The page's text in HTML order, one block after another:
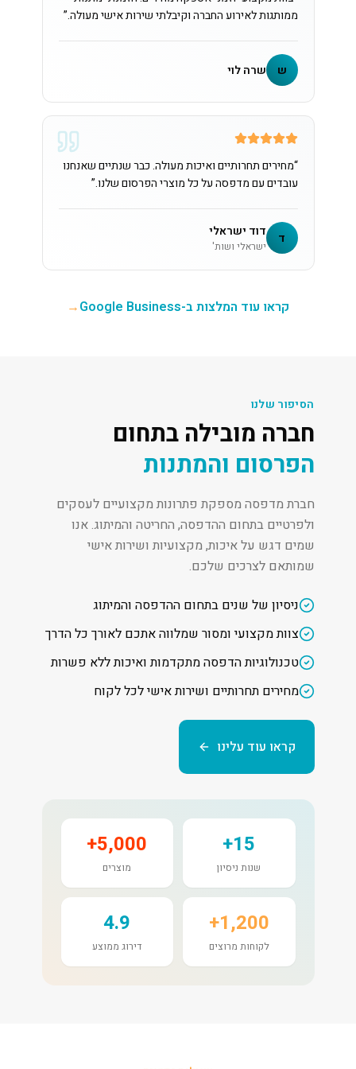
ממותגות לאירוע החברה וקיבלתי שירות אישי מעולה.”
ש שרה לוי
“מחירים תחרותיים ואיכות מעולה. כבר שנתיים שאנחנו
עובדים עם מדפסה על כל מוצרי הפרסום שלנו.”
ד דוד ישראלי
ישראלי ושות'
קראו עוד המלצות ב-Google Business →
הסיפור שלנו
חברה מובילה בתחום
הפרסום והמתנות
חברת מדפסה מספקת פתרונות מקצועיים לעסקים
ולפרטיים בתחום ההדפסה, החריטה והמיתוג. אנו
שמים דגש על איכות, מקצועיות ושירות אישי
שמותאם לצרכים שלכם.
ניסיון של שנים בתחום ההדפסה והמיתוג
צוות מקצועי ומסור שמלווה אתכם לאורך כל הדרך
טכנולוגיות הדפסה מתקדמות ואיכות ללא פשרות
מחירים תחרותיים ושירות אישי לכל לקוח
קראו עוד עלינו
15+
שנות ניסיון
5,000+
מוצרים
1,200+
לקוחות מרוצים
4.9
דירוג ממוצע